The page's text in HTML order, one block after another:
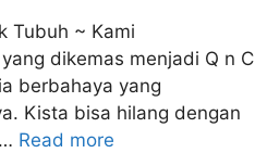
Tubuh ~ Kami
dikemas menjadi Q n C
berbahaya yang
Kista bisa hilang dengan
Read more